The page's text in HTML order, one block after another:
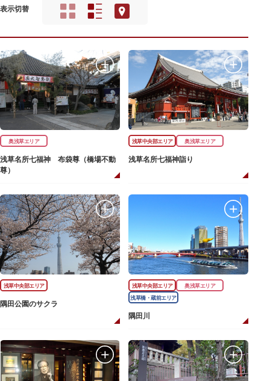
表示切替
奥浅草エリア
浅草名所七福神 布袋尊（橋場不動
尊）
浅草中央部エリア 奥浅草エリア
浅草名所七福神詣り
浅草中央部エリア
隅田公園のサクラ
浅草中央部エリア
奥浅草エリア
浅草橋・蔵前エリア
隅田川